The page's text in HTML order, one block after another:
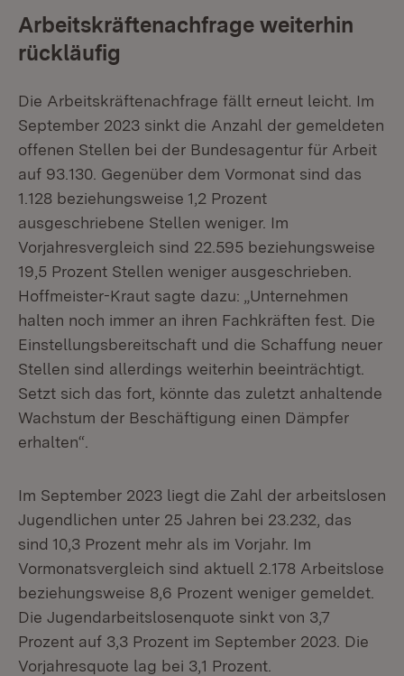
Arbeitskräftenachfrage weiterhin
rückläufig
Die Arbeitskräftenachfrage fällt erneut leicht. Im
September 2023 sinkt die Anzahl der gemeldeten
offenen Stellen bei der Bundesagentur für Arbeit
auf 93.130. Gegenüber dem Vormonat sind das
1.128 beziehungsweise 1,2 Prozent
ausgeschriebene Stellen weniger. Im
Vorjahresvergleich sind 22.595 beziehungsweise
19,5 Prozent Stellen weniger ausgeschrieben.
Hoffmeister-Kraut sagte dazu: „Unternehmen
halten noch immer an ihren Fachkräften fest. Die
Einstellungsbereitschaft und die Schaffung neuer
Stellen sind allerdings weiterhin beeinträchtigt.
Setzt sich das fort, könnte das zuletzt anhaltende
Wachstum der Beschäftigung einen Dämpfer
erhalten“.
Im September 2023 liegt die Zahl der arbeitslosen
Jugendlichen unter 25 Jahren bei 23.232, das
sind 10,3 Prozent mehr als im Vorjahr. Im
Vormonatsvergleich sind aktuell 2.178 Arbeitslose
beziehungsweise 8,6 Prozent weniger gemeldet.
Die Jugendarbeitslosenquote sinkt von 3,7
Prozent auf 3,3 Prozent im September 2023. Die
Vorjahresquote lag bei 3,1 Prozent.